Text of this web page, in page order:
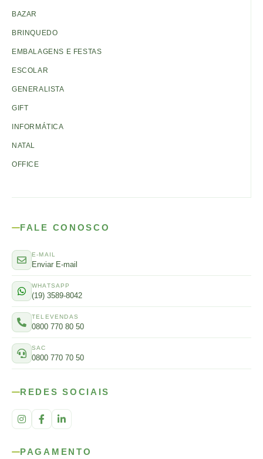
BAZAR
BRINQUEDO
EMBALAGENS E FESTAS
ESCOLAR
GENERALISTA
GIFT
INFORMÁTICA
NATAL
OFFICE
FALE CONOSCO
E-MAIL
Enviar E-mail
WHATSAPP
(19) 3589-8042
TELEVENDAS
0800 770 80 50
SAC
0800 770 70 50
REDES SOCIAIS
PAGAMENTO